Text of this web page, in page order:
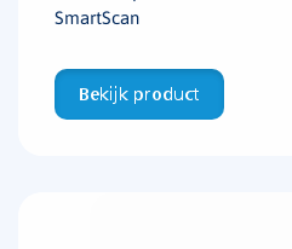
SmartScan
Bekijk product